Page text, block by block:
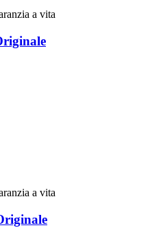
a vita
a vita